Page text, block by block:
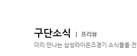
구단소식
프리뷰
미리 만나는 삼성라이온즈경기 소식들을